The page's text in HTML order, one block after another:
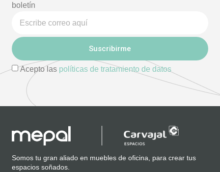
boletín
Acepto las políticas de tratamiento de datos
Suscribirme
Somos tu gran aliado en muebles de oficina, para crear tus
espacios soñados.